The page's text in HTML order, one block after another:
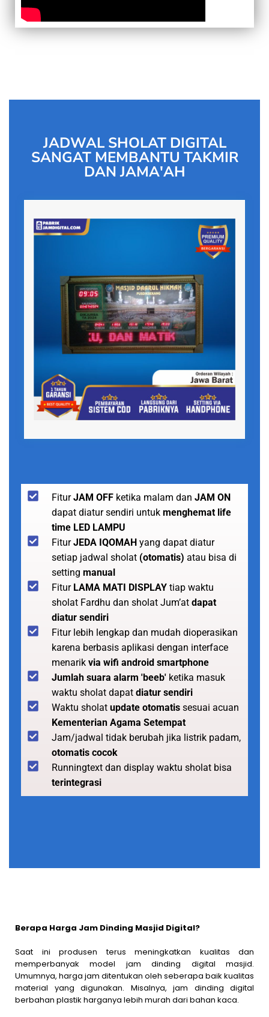
JADWAL SHOLAT DIGITAL
SANGAT MEMBANTU TAKMIR
DAN JAMA'AH
FiturJAM OFF ketika malam dan JAM ON
dapat diatur sendiri untuk menghemat life
time LED LAMPU
FiturJEDA IQOMAH yang dapat diatur
setiap jadwal sholat (otomatis) atau bisa di
setting manual
Fitur LAMA MATI DISPLAY tiap waktu
sholat Fardhu dan sholat Jum’at dapat
diatur sendiri
Fitur lebih lengkap dan mudah dioperasikan
karena berbasis aplikasi dengan interface
menarik via wifi android smartphone
Jumlah suara alarm 'beeb' ketika masuk
waktu sholat dapat diatur sendiri
Waktu sholat update otomatis sesuai acuan
Kementerian Agama Setempat
Jam/jadwal tidak berubah jika listrik padam,
otomatis cocok
Runningtext dan display waktu sholat bisa
terintegrasi
Berapa Harga Jam Dinding Masjid Digital?
Saat ini produsen terus meningkatkan kualitas dan
memperbanyak model jam dinding digital masjid.
Umumnya, harga jam ditentukan oleh seberapa baik kualitas
material yang digunakan. Misalnya, jam dinding digital
berbahan plastik harganya lebih murah dari bahan kaca.